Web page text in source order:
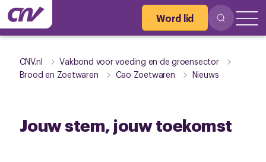
Word lid
CNV.nl
Vakbond voor voeding en de groensector
Brood en Zoetwaren
Cao Zoetwaren Nieuws
Jouw stem, jouw toekomst